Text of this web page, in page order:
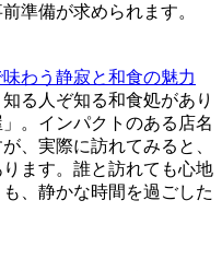
準備が求められます。
わう静寂と和食の魅力
る人ぞ知る和食処があり
。インパクトのある店名
、実際に訪れてみると、
ます。誰と訪れても心地
、静かな時間を過ごした